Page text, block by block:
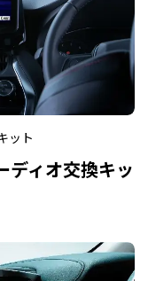
ット
ディオ交換キッ